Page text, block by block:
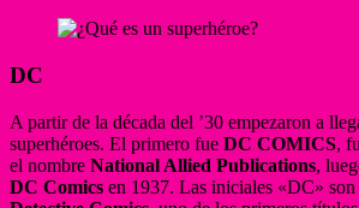
DC
A partir de la década del ’30 empezaron a
superhéroes. El primero fue DC COMICS,
el nombre National Allied Publications,
DC Comics en 1937. Las iniciales «DC»